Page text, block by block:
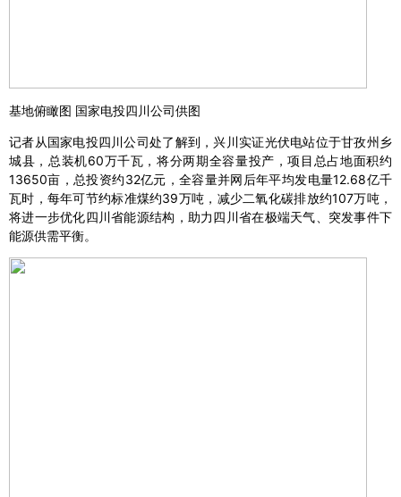
基地俯瞰图 国家电投四川公司供图
记者从国家电投四川公司处了解到，兴川实证光伏电站位于甘孜州乡
城县，总装机60万千瓦，将分两期全容量投产，项目总占地面积约
13650亩，总投资约32亿元，全容量并网后年平均发电量12.68亿千
瓦时，每年可节约标准煤约39万吨，减少二氧化碳排放约107万吨，
将进一步优化四川省能源结构，助力四川省在极端天气、突发事件下
能源供需平衡。